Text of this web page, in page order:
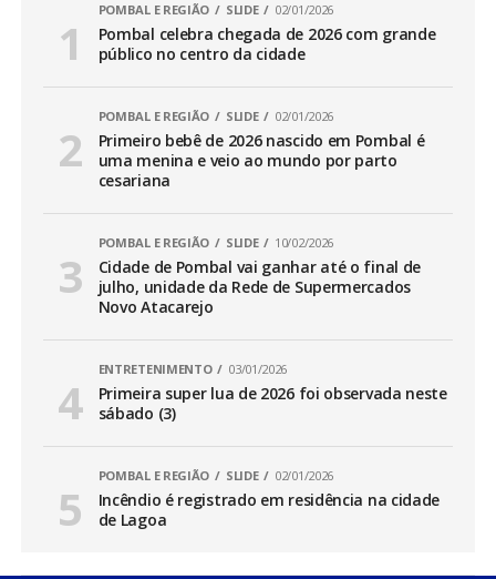
POMBAL E REGIÃO SLIDE 02/01/2026
Pombal celebra chegada de 2026 com grande
público no centro da cidade
POMBAL E REGIÃO SLIDE 02/01/2026
Primeiro bebê de 2026 nascido em Pombal é
uma menina e veio ao mundo por parto
cesariana
POMBAL E REGIÃO SLIDE 10/02/2026
Cidade de Pombal vai ganhar até o final de
julho, unidade da Rede de Supermercados
Novo Atacarejo
ENTRETENIMENTO 03/01/2026
Primeira super lua de 2026 foi observada neste
sábado (3)
POMBAL E REGIÃO SLIDE 02/01/2026
Incêndio é registrado em residência na cidade
de Lagoa